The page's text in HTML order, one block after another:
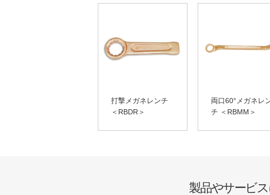
打撃メガネレンチ
＜RBDR＞
両口60°メガネレ
チ ＜RBMM＞
製品やサービ